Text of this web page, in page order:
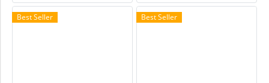
Best Seller Best Seller